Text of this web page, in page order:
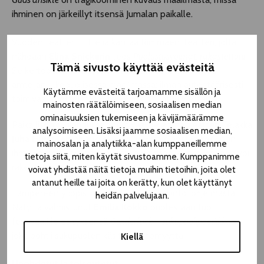
Tämä sivusto käyttää evästeitä
Käytämme evästeitä tarjoamamme sisällön ja
mainosten räätälöimiseen, sosiaalisen median
ominaisuuksien tukemiseen ja kävijämäärämme
analysoimiseen. Lisäksi jaamme sosiaalisen median,
mainosalan ja analytiikka-alan kumppaneillemme
tietoja siitä, miten käytät sivustoamme. Kumppanimme
voivat yhdistää näitä tietoja muihin tietoihin, joita olet
antanut heille tai joita on kerätty, kun olet käyttänyt
heidän palvelujaan.
Kiellä
ihminen on järkeillyt itsensä Jumalan paikalle.
Se kertoo isästä ja tyttärestä, jotka ovat eksyksissä
toimivaa järjestelmää oma kehokin tuntuu vieraalta.
Paikallisen tuulahduksen festivaalille antaa Teatteri Telakka
Juha Hurmeen
ohjauksellaHullu . Esitys nostaa keskiöön
ihmisen pirstaloituvan mielen ja näyttää, kuinka ihminen voi
rakentua havainto havainnolta uudelleen.
Tampereen yliopiston teatterityön tutkinto-ohjelmasta,
festivaalille esityksensäGenderfuck – sukupuolipoetiikkaa,
joka pohtii sukupuolen käsittämättömyyttä.